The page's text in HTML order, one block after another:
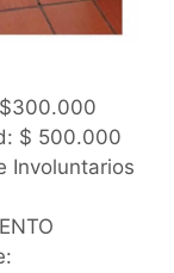
$300.000
$ 500.000
Involuntarios